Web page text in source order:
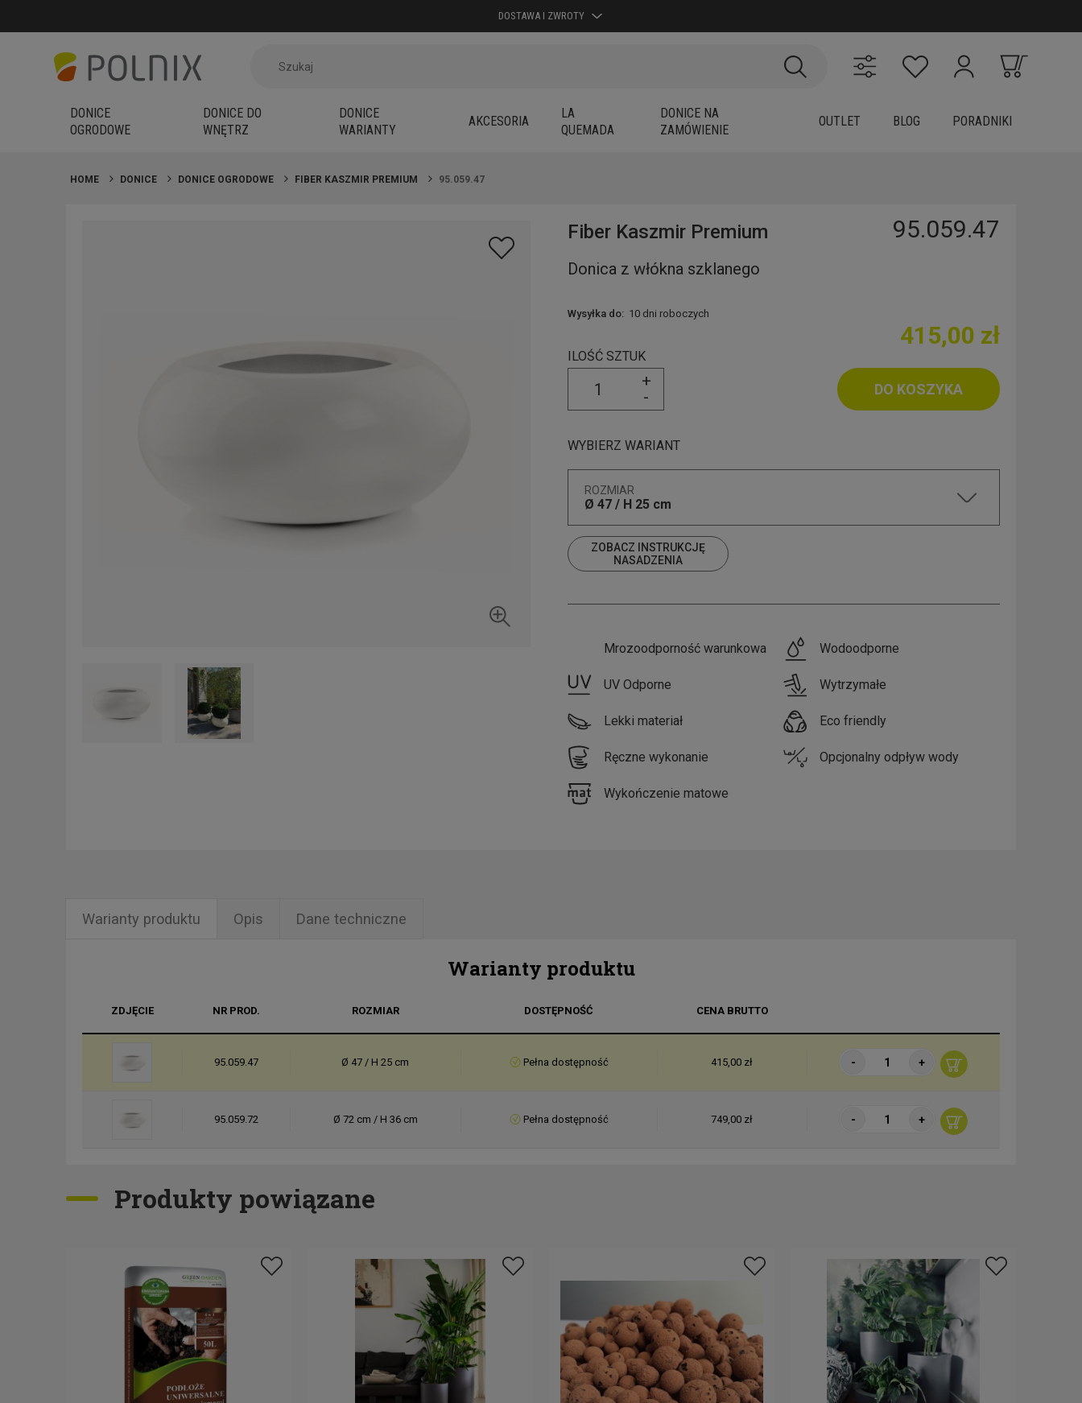
DOSTAWA I ZWROTY
DONICE
OGRODOWE
DONICE DO
WNĘTRZ
DONICE
WARIANTY
AKCESORIA
LA
QUEMADA
DONICE NA
ZAMÓWIENIE
OUTLET BLOG PORADNIKI
HOME DONICE DONICE OGRODOWE FIBER KASZMIR PREMIUM 95.059.47
95.059.47
Fiber Kaszmir Premium
Donica z włókna szklanego
Wysyłka do: 10 dni roboczych
415,00 zł
ILOŚĆ SZTUK
+
-
DO KOSZYKA
WYBIERZ WARIANT
ROZMIAR
Ø 47 / H 25 cm
ZOBACZ INSTRUKCJĘ
NASADZENIA
Mrozoodporność warunkowa Wodoodporne
UV Odporne Wytrzymałe
Lekki materiał Eco friendly
Ręczne wykonanie Opcjonalny odpływ wody
Wykończenie matowe
Warianty produktu Opis Dane techniczne
Warianty produktu
ZDJĘCIE NR PROD. ROZMIAR DOSTĘPNOŚĆ CENA BRUTTO
95.059.47 Ø 47 / H 25 cm Pełna dostępność 415,00 zł +
-
95.059.72 Ø 72 cm / H 36 cm Pełna dostępność 749,00 zł +
-
Produkty powiązane